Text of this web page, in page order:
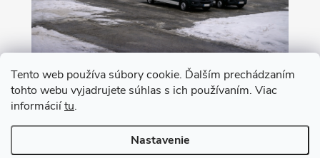
Tento web používa súbory cookie. Ďalším prechádzaním
tohto webu vyjadrujete súhlas s ich používaním. Viac
informáciítu.
Nastavenie
Nákup na leasing s 0% akontáciou
Copyright 2026MANTECH. Všetky práva vyhradené.Upraviť nastavenie